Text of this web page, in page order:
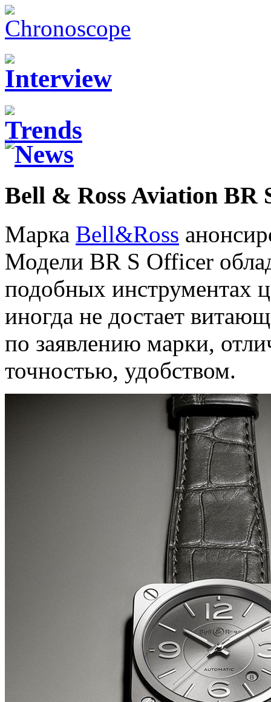
Bell & Ross Aviation BR
Марка Bell&Ross
Модели BR S Officer
подобных инструментах
иногда не достает
по заявлению марки,
точностью, удобством.